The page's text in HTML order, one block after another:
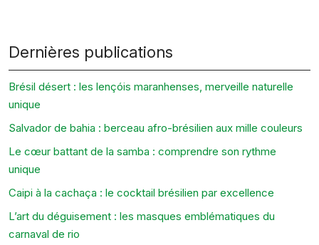
Dernières publications
Brésil désert : les lençóis maranhenses, merveille naturelle
unique
Salvador de bahia : berceau afro-brésilien aux mille couleurs
Le cœur battant de la samba : comprendre son rythme
unique
Caipi à la cachaça : le cocktail brésilien par excellence
L’art du déguisement : les masques emblématiques du
carnaval de rio